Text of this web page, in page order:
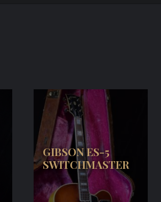
GIBSON ES-5
SWITCHMASTER